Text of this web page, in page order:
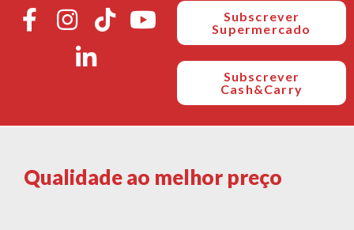
Subscrever
Supermercado
Subscrever
Cash&Carry
Qualidade ao melhor preço